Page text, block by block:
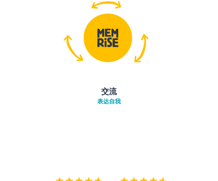
交流
表达自我